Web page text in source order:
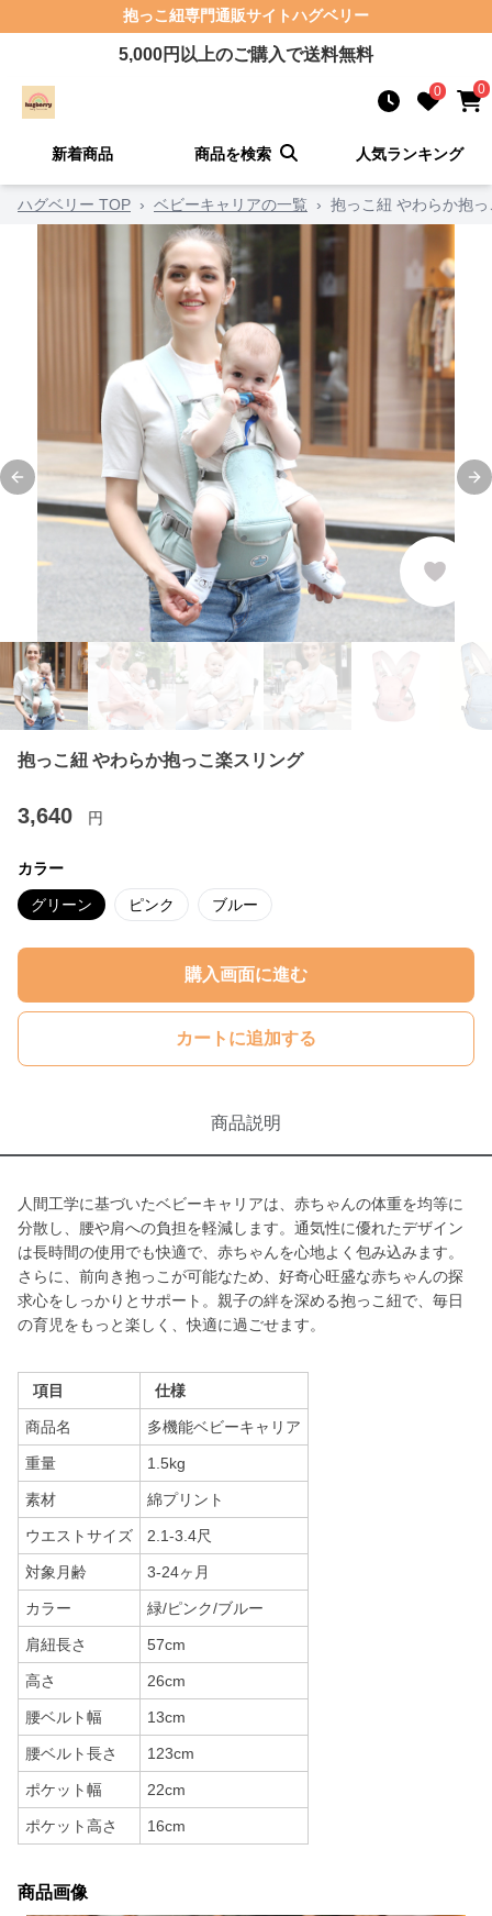
抱っこ紐専門通販サイトハグベリー
5,000円以上のご購入で送料無料
0 0
新着商品 商品を検索 人気ランキング
ハグベリー TOP › ベビーキャリアの一覧 › 抱っこ紐 やわらか抱
Previous slide
抱っこ紐 やわらか抱っこ楽スリング
3,640 円
カラー
グリーン ピンク ブルー
購入画面に進む
カートに追加する
商品説明
人間工学に基づいたベビーキャリアは、赤ちゃんの体重を均等に
分散し、腰や肩への負担を軽減します。通気性に優れたデザイン
は長時間の使用でも快適で、赤ちゃんを心地よく包み込みます。
さらに、前向き抱っこが可能なため、好奇心旺盛な赤ちゃんの探
求心をしっかりとサポート。親子の絆を深める抱っこ紐で、毎日
の育児をもっと楽しく、快適に過ごせます。
項目 仕様
商品名 多機能ベビーキャリア
重量 1.5kg
素材 綿プリント
ウエストサイズ 2.1-3.4尺
対象月齢 3-24ヶ月
カラー 緑/ピンク/ブルー
肩紐長さ 57cm
高さ 26cm
腰ベルト幅 13cm
腰ベルト長さ 123cm
ポケット幅 22cm
ポケット高さ 16cm
商品画像